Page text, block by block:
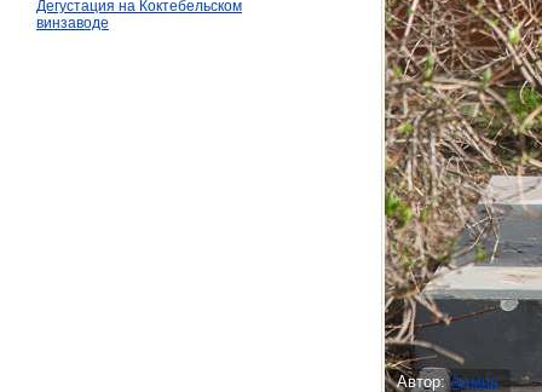
Дегустация на Коктебельском
винзаводе
Автор:Админ